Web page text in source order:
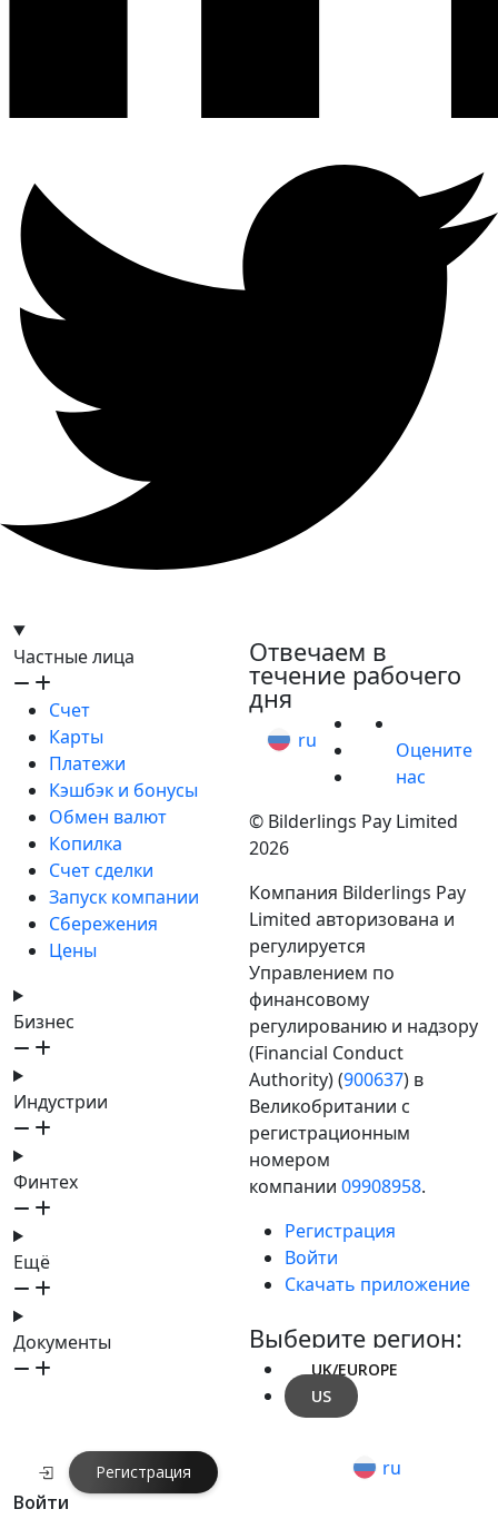
Частные лица
Счет
Карты
Платежи
Кэшбэк и бонусы
Обмен валют
Копилка
Счет сделки
Запуск компании
Сбережения
Цены
Бизнес
Индустрии
Финтех
Ещё
Документы
Отвечаем в
течение рабочего
дня
ru
Оцените
нас
© Bilderlings Pay Limited
2026
Компания Bilderlings Pay
Limited авторизована и
регулируется
Управлением по
финансовому
регулированию и надзору
(Financial Conduct
Authority) (900637) в
Великобритании с
регистрационным
номером
компании 09908958.
Регистрация
Войти
Скачать приложение
Выберите регион:
UK/EUROPE
US
Войти
Регистрация ru